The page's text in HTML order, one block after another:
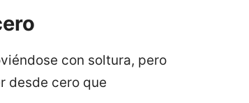
con soltura, pero
desde cero que